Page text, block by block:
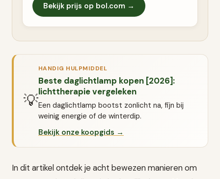
Bekijk prijs op bol.com →
💡
HANDIG HULPMIDDEL
Beste daglichtlamp kopen [2026]:
lichttherapie vergeleken
Een daglichtlamp bootst zonlicht na, fijn bij
weinig energie of de winterdip.
Bekijk onze koopgids →
In dit artikel ontdek je acht bewezen manieren om